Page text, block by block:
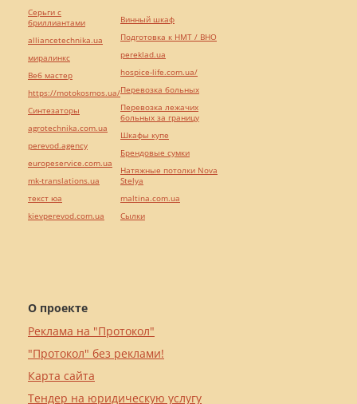
О проекте
Реклама на "Протокол"
"Протокол" без реклами!
Карта сайта
Тендер на юридическую услугу
Серьги с
бриллиантами
alliancetechnika.ua
миралинкс
Веб мастер
https://motokosmos.ua/
Синтезаторы
agrotechnika.com.ua
perevod.agency
europeservice.com.ua
mk-translations.ua
текст юа
kievperevod.com.ua
Винный шкаф
Подготовка к НМТ / ВНО
pereklad.ua
hospice-life.com.ua/
Перевозка больных
Перевозка лежачих
больных за границу
Шкафы купе
Брендовые сумки
Натяжные потолки Nova
Stelya
maltina.com.ua
Cылки